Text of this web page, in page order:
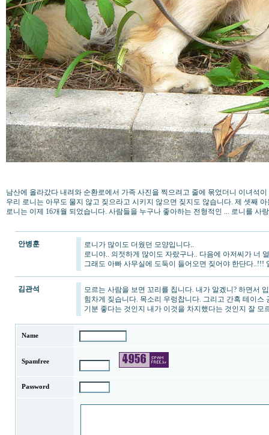
남산에 올라갔다 내려와 순환로에서 가족 사진을 찍으려고 줄에 묶었더니 이녀석
우리 로니는 아무도 물지 않고 짖으라고 시키지 않으면 짖지도 않습니다. 제 셋째
로니는 이제 16개월 되었습니다. 사람들을 누구나 좋아하는 전형적인 ... 로니를 사
안병훈
로니가 많이도 더웠던 모양입니다..
로니야.. 의젓하게 많이도 자랐구나.. 다음에 아저씨가 너
그래도 아빠 사무실에 도둑이 들어오면 짖어야 한단다..!!!
김관석
모르는 사람을 보면 꼬리를 칩니다. 내가 알겠니? 하면서
힘차게 짖습니다. 목소리 우렁찹니다. 그리고 간혹 테이
기분 좋다는 것인지 내가 이것을 차지했다는 것인지 잘 모
Name
Spamfree
Password